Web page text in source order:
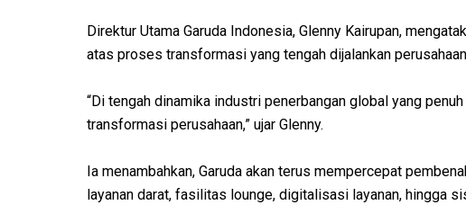
Direktur Utama Garuda Indonesia, Glenny Kairupan,
atas proses transformasi yang tengah dijalankan
“Di tengah dinamika industri penerbangan global yang
transformasi perusahaan,” ujar Glenny.
Ia menambahkan, Garuda akan terus mempercepat
layanan darat, fasilitas lounge, digitalisasi layanan, hingga